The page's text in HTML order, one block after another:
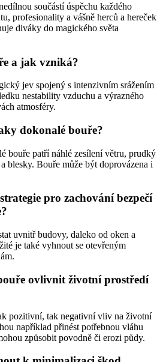
součástí úspěchu každého
profesionality a vášně herců a hereček
diváky do magického světa
a jak vzniká?
jev spojený s intenzivním srážením
nestability vzduchu a výrazného
atmosféry.
dokonalé bouře?
bouře patří náhlé zesílení větru, prudký
blesky. Bouře může být doprovázena i
pro zachování bezpečí
uvnitř budovy, daleko od oken a
je také vyhnout se otevřeným
ovlivnit životní prostředí
pozitivní, tak negativní vliv na životní
například přinést potřebnou vláhu
způsobit povodně či erozi půdy.